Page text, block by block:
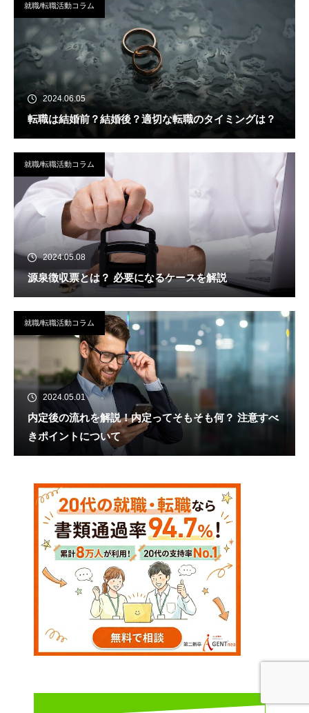
就職/転職活動コラム
2024.06.05
転職は結婚前？結婚後？適切な転職のタイミングは？
就職/転職活動コラム
2024.05.08
源泉徴収票とは？ 必要になるケースを解説
就職/転職活動コラム
2024.05.01
内定後の流れを解説！内定ってそもそも何？ 注意すべ
きポイントについて